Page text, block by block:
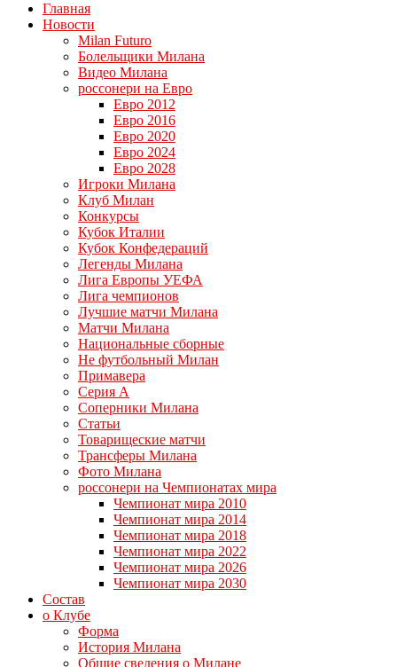
Главная
Новости
Milan Futuro
Болельщики Милана
Видео Милана
россонери на Евро
Евро 2012
Евро 2016
Евро 2020
Евро 2024
Евро 2028
Игроки Милана
Клуб Милан
Конкурсы
Кубок Италии
Кубок Конфедераций
Легенды Милана
Лига Европы УЕФА
Лига чемпионов
Лучшие матчи Милана
Матчи Милана
Национальные сборные
Не футбольный Милан
Примавера
Серия А
Соперники Милана
Статьи
Товарищеские матчи
Трансферы Милана
Фото Милана
россонери на Чемпионатах мира
Чемпионат мира 2010
Чемпионат мира 2014
Чемпионат мира 2018
Чемпионат мира 2022
Чемпионат мира 2026
Чемпионат мира 2030
Состав
о Клубе
Форма
История Милана
Общие сведения о Милане